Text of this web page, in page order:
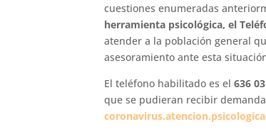
cuestiones enumeradas
herramienta psicológica, el
atender a la población general
asesoramiento ante esta
El teléfono habilitado es el636
que se pudieran recibir